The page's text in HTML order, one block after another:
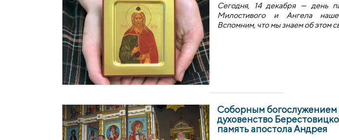
Сегодня, 14 декабря — день
Милостивого и Ангела
Вспомним, что мы знаем об этом
Соборным богослужением
духовенство
память апостола Андрея